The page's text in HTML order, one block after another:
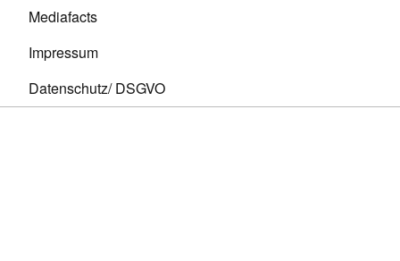
Mediafacts
Impressum
Datenschutz/ DSGVO